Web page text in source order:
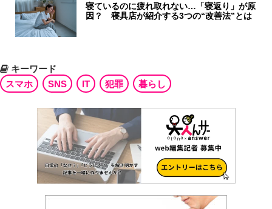
寝ているのに疲れ取れない…「寝返り」が原
因？ 寝具店が紹介する3つの“改善法”とは
キーワード
スマホ
SNS IT 犯罪 暮らし